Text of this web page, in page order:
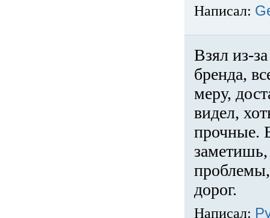
Написал:
Взял из-
бренда,
меру,
видел,
прочные.
проблемы,
дорог.
Написал: